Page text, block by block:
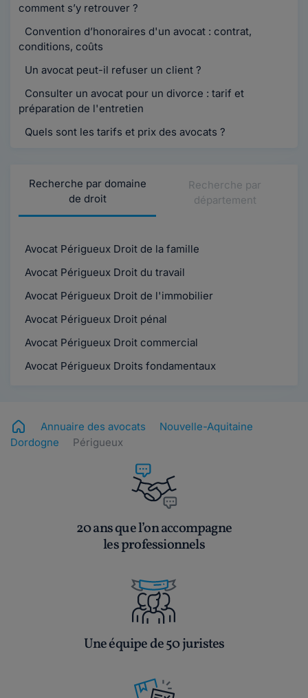
comment s’y retrouver ?
Convention d’honoraires d'un avocat : contrat,
conditions, coûts
Un avocat peut-il refuser un client ?
Consulter un avocat pour un divorce : tarif et
préparation de l'entretien
Quels sont les tarifs et prix des avocats ?
Recherche par domaine
de droit
Recherche par
département
Avocat Périgueux Droit de la famille
Avocat Périgueux Droit du travail
Avocat Périgueux Droit de l'immobilier
Avocat Périgueux Droit pénal
Avocat Périgueux Droit commercial
Avocat Périgueux Droits fondamentaux
Annuaire des avocats
Nouvelle-Aquitaine
Dordogne
Périgueux
20 ans que l’on accompagne
les professionnels
Une équipe de 50 juristes